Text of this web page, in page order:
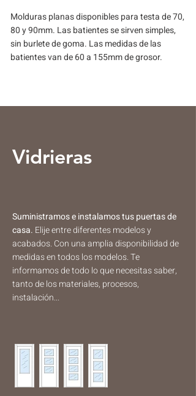
Molduras planas disponibles para testa de 70,
80 y 90mm. Las batientes se sirven simples,
sin burlete de goma. Las medidas de las
batientes van de 60 a 155mm de grosor.
Vidrieras
Suministramos e instalamos tus puertas de
casa. ​​Elije entre diferentes modelos y
acabados. Con una amplia disponibilidad de
medidas en todos los modelos. Te
informamos de todo lo que necesitas saber,
tanto de los materiales, procesos,
instalación...